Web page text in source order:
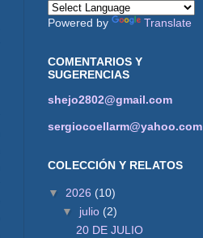
Powered by Translate
COMENTARIOS Y
SUGERENCIAS
shejo2802@gmail.com
sergiocoellarm@yahoo.com
COLECCIÓN Y RELATOS
▼ 2026 (10)
▼ julio (2)
20 DE JULIO